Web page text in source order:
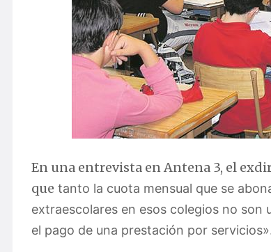
En una entrevista en Antena 3, el
que tanto la cuota mensual que se
extraescolares en esos colegios no son
el pago de una prestación por